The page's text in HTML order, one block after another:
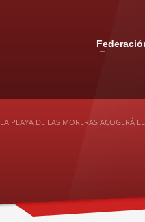
LA PLAYA DE LAS MORERAS ACOGERÁ